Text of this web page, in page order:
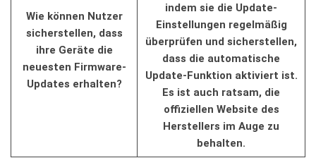
Wie können Nutzer
sicherstellen, dass
ihre Geräte die⁣
neuesten Firmware-
Updates⁣ erhalten?
indem sie die Update-
Einstellungen regelmäßig
überprüfen ⁣und​ sicherstellen,​
dass die automatische
Update-Funktion aktiviert‍ ist.
Es ‍ist⁤ auch ratsam, ⁢die
offiziellen Website des
Herstellers im ⁢Auge zu
behalten.